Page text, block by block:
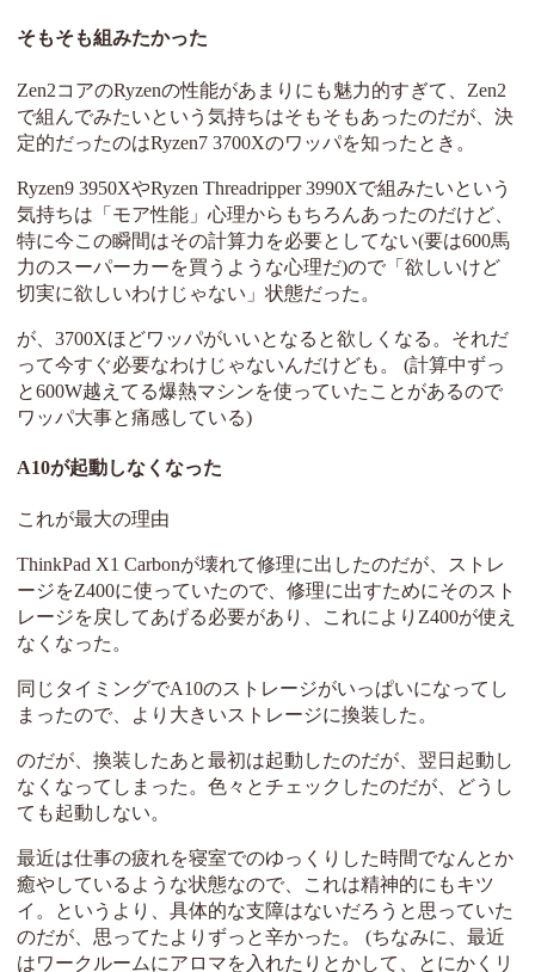
そもそも組みたかった
Zen2コアのRyzenの性能があまりにも魅力的すぎて、Zen2
で組んでみたいという気持ちはそもそもあったのだが、決
定的だったのはRyzen7 3700Xのワッパを知ったとき。
Ryzen9 3950XやRyzen Threadripper 3990Xで組みたいという
気持ちは「モア性能」心理からもちろんあったのだけど、
特に今この瞬間はその計算力を必要としてない(要は600馬
力のスーパーカーを買うような心理だ)ので「欲しいけど
切実に欲しいわけじゃない」状態だった。
が、3700Xほどワッパがいいとなると欲しくなる。それだ
って今すぐ必要なわけじゃないんだけども。 (計算中ずっ
と600W越えてる爆熱マシンを使っていたことがあるので
ワッパ大事と痛感している)
A10が起動しなくなった
これが最大の理由
ThinkPad X1 Carbonが壊れて修理に出したのだが、ストレ
ージをZ400に使っていたので、修理に出すためにそのスト
レージを戻してあげる必要があり、これによりZ400が使え
なくなった。
同じタイミングでA10のストレージがいっぱいになってし
まったので、より大きいストレージに換装した。
のだが、換装したあと最初は起動したのだが、翌日起動し
なくなってしまった。色々とチェックしたのだが、どうし
ても起動しない。
最近は仕事の疲れを寝室でのゆっくりした時間でなんとか
癒やしているような状態なので、これは精神的にもキツ
イ。というより、具体的な支障はないだろうと思っていた
のだが、思ってたよりずっと辛かった。 (ちなみに、最近
はワークルームにアロマを入れたりとかして、とにかくリ